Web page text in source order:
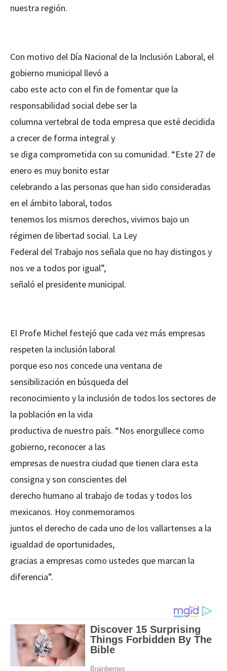
nuestra región.
Con motivo del Día Nacional de la Inclusión Laboral, el
gobierno municipal llevó a
cabo este acto con el fin de fomentar que la
responsabilidad social debe ser la
columna vertebral de toda empresa que esté decidida
a crecer de forma integral y
se diga comprometida con su comunidad. “Este 27 de
enero es muy bonito estar
celebrando a las personas que han sido consideradas
en el ámbito laboral, todos
tenemos los mismos derechos, vivimos bajo un
régimen de libertad social. La Ley
Federal del Trabajo nos señala que no hay distingos y
nos ve a todos por igual”,
señaló el presidente municipal.
El Profe Michel festejó que cada vez más empresas
respeten la inclusión laboral
porque eso nos concede una ventana de
sensibilización en búsqueda del
reconocimiento y la inclusión de todos los sectores de
la población en la vida
productiva de nuestro país. “Nos enorgullece como
gobierno, reconocer a las
empresas de nuestra ciudad que tienen clara esta
consigna y son conscientes del
derecho humano al trabajo de todas y todos los
mexicanos. Hoy conmemoramos
juntos el derecho de cada uno de los vallartenses a la
igualdad de oportunidades,
gracias a empresas como ustedes que marcan la
diferencia”.